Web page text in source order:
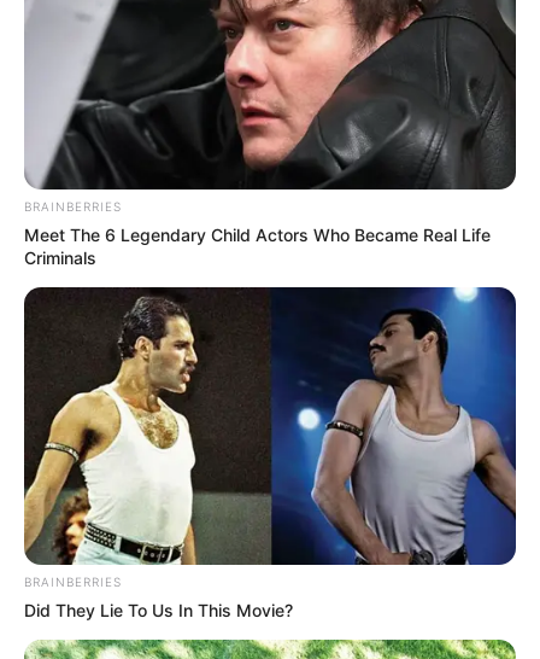
BRAINBERRIES
Meet The 6 Legendary Child Actors Who Became Real Life
Criminals
BRAINBERRIES
Did They Lie To Us In This Movie?